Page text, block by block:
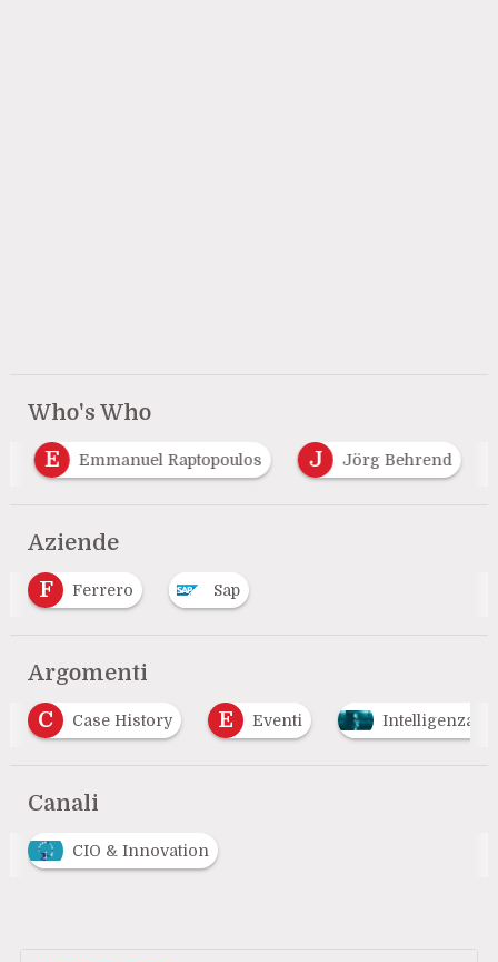
Who's Who
E
Emmanuel Raptopoulos J Jörg Behrend
Aziende
F
Ferrero Sap
Argomenti
E
Eventi Intelligenza Artificiale M
Canali
CIO & Innovation